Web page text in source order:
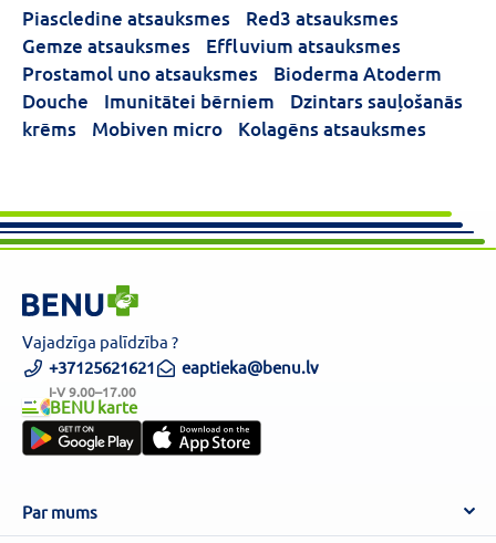
Piascledine atsauksmes
Red3 atsauksmes
Gemze atsauksmes
Effluvium atsauksmes
Prostamol uno atsauksmes
Bioderma Atoderm
Douche
Imunitātei bērniem
Dzintars sauļošanās
krēms
Mobiven micro Kolagēns atsauksmes
Vajadzīga palīdzība ?
+37125621621
I-V 9.00–17.00
eaptieka@benu.lv
BENU karte
Par mums